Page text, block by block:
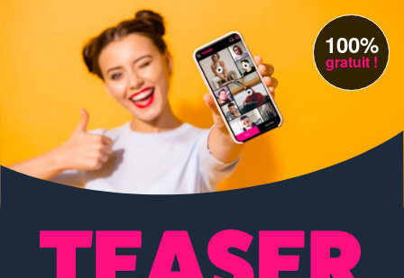
100%
gratuit !